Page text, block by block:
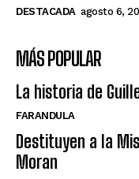
DESTACADA agosto 6,
MÁS POPULAR
La historia de
FARANDULA
Destituyen a la
Moran